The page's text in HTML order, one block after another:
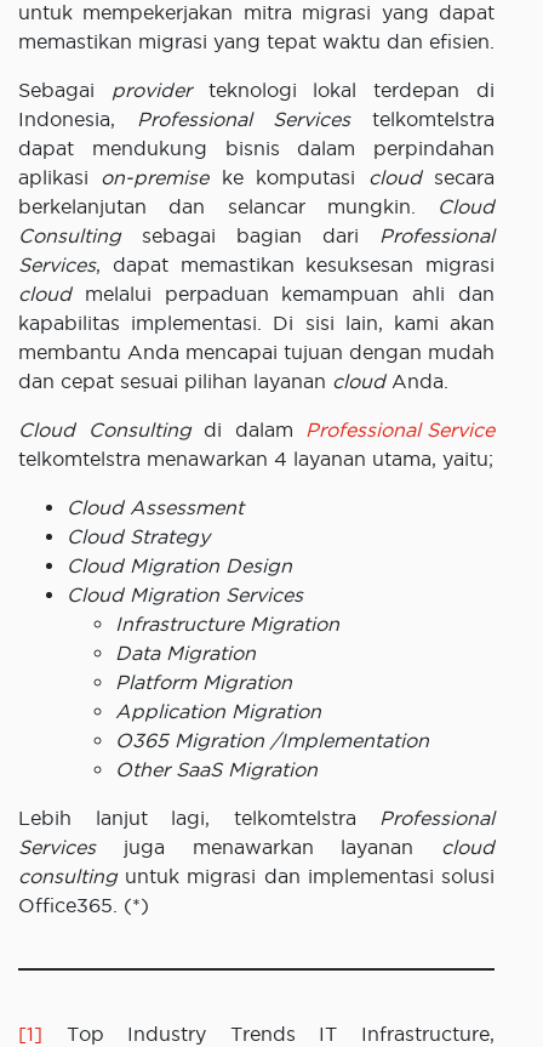
untuk mempekerjakan mitra migrasi yang dapat
memastikan migrasi yang tepat waktu dan efisien.
Sebagai providerteknologi lokal terdepan di
Indonesia,
Professional Servicestelkomtelstra
dapat mendukung bisnis dalam perpindahan
aplikasi on-premiseke komputasi cloudsecara
berkelanjutan dan selancar mungkin.
Cloud
Consultingsebagai bagian dari
Professional
Services, dapat memastikan kesuksesan migrasi
cloudmelalui perpaduan kemampuan ahli dan
kapabilitas implementasi. Di sisi lain, kami akan
membantu Anda mencapai tujuan dengan mudah
dan cepat sesuai pilihan layanan cloudAnda.
Cloud Consultingdi dalam
Professional Service
telkomtelstra menawarkan 4 layanan utama, yaitu;
Cloud Assessment
Cloud Strategy
Cloud Migration Design
Cloud Migration Services
Infrastructure Migration
Data Migration
Platform Migration
Application Migration
O365 Migration /Implementation
Other SaaS Migration
Lebih lanjut lagi, telkomtelstra
Professional
Servicesjuga menawarkan layanan cloud
consultinguntuk migrasi dan implementasi solusi
Office365. (*)
[1] Top Industry Trends IT Infrastructure,